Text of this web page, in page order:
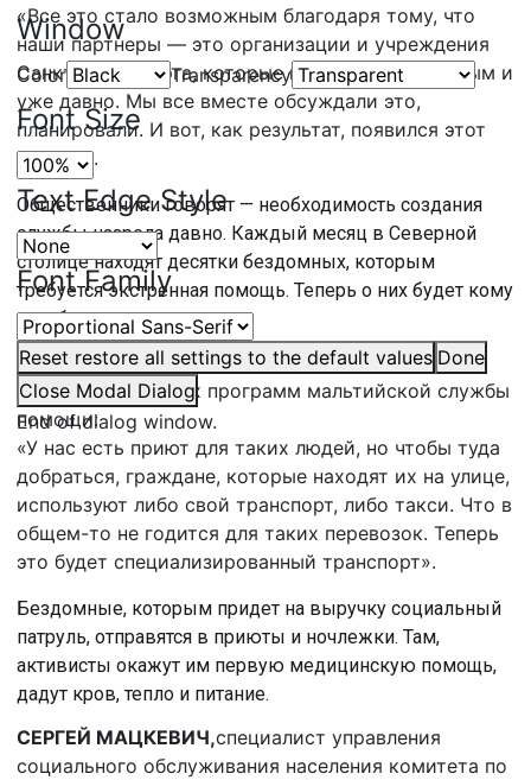
Window
Color Transparency
Font Size
Text Edge Style
Font Family
Reset restore all settings to the default values Done
Close Modal Dialog
End of dialog window.
«Все это стало возможным благодаря тому, что
наши партнеры — это организации и учреждения
Санкт-Петербурга, которые помогают бездомным и
уже давно. Мы все вместе обсуждали это,
планировали. И вот, как результат, появился этот
проект».
Общественники говорят — необходимость создания
службы назрела давно. Каждый месяц в Северной
столице находят десятки бездомных, которым
требуется экстренная помощь. Теперь о них будет кому
позаботится.
МИХАИЛ КАЛАШНИКОВ,координатор
благотворительных программ мальтийской службы
помощи:
«У нас есть приют для таких людей, но чтобы туда
добраться, граждане, которые находят их на улице,
используют либо свой транспорт, либо такси. Что в
общем-то не годится для таких перевозок. Теперь
это будет специализированный транспорт».
Бездомные, которым придет на выручку социальный
патруль, отправятся в приюты и ночлежки. Там,
активисты окажут им первую медицинскую помощь,
дадут кров, тепло и питание.
СЕРГЕЙ МАЦКЕВИЧ,специалист управления
социального обслуживания населения комитета по